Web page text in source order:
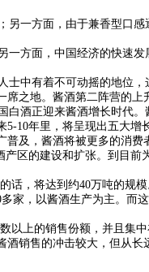
一方面，由于兼香型口
方面，中国经济的快速
中有着不可动摇的地位
之地。酱酒第二阵营的上
酒正迎来酱酒增长时代
10年里，将呈现出五大增
及，酱酒将被更多的消
区的建设和扩张。到目
，将达到约40万吨的规
家，以酱酒生产为主。而
上的销售份额，并且集
销售的冲击较大，但从